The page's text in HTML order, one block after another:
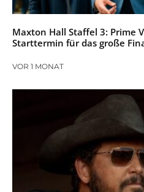
Maxton Hall Staffel 3: Prime
Starttermin für das große
VOR 1 MONAT